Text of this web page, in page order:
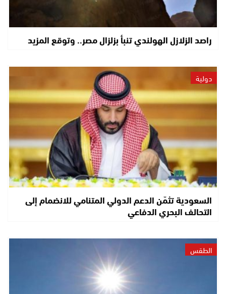
راصد الزلازل الهولندي تنبأ بزلزال مصر.. وتوقع المزيد
دولية
السعودية تثمّن الدعم الدولي المتنامي للانضمام إلى
التحالف البحري الدفاعي
الطقس